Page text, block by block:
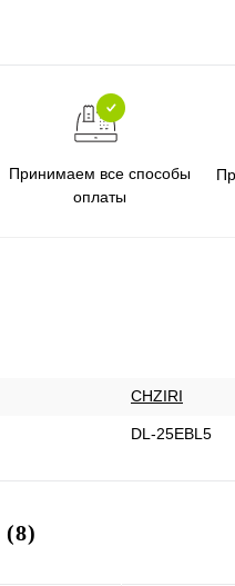
Принимаем все способы
оплаты
CHZIRI
DL-25EBL5